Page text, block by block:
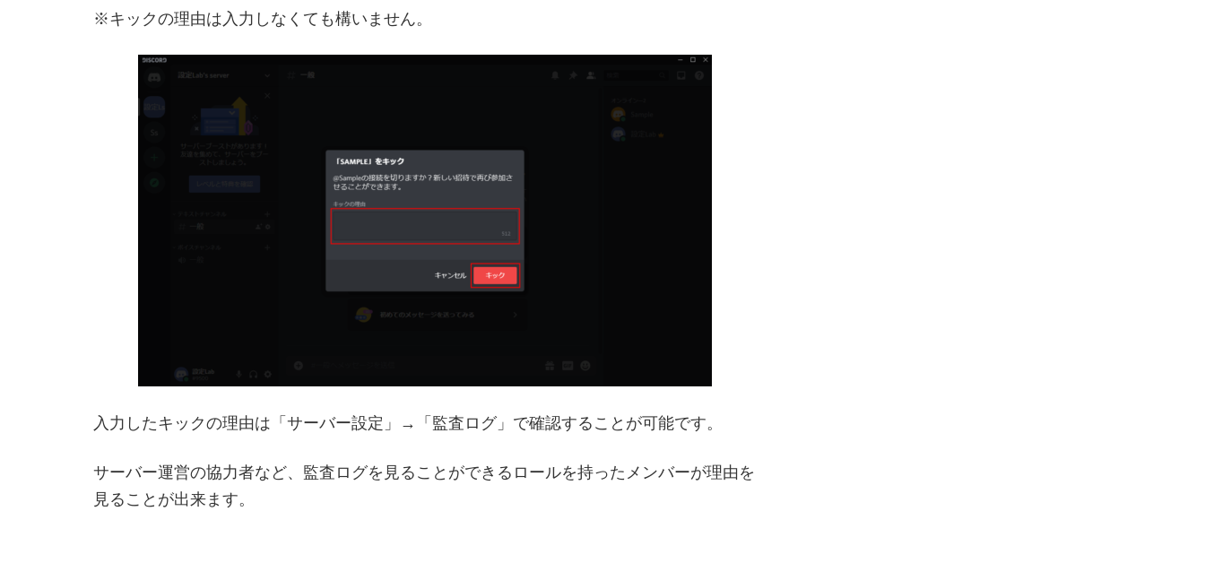
※キックの理由は入力しなくても構いません。
入力したキックの理由は「サーバー設定」→「監査ログ」で確認することが可能です。
サーバー運営の協力者など、監査ログを見ることができるロールを持ったメンバーが理由を
見ることが出来ます。